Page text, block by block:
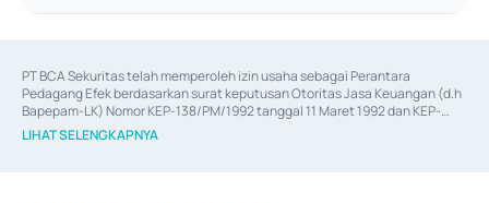
PT BCA Sekuritas telah memperoleh izin usaha sebagai Perantara
Pedagang Efek berdasarkan surat keputusan Otoritas Jasa Keuangan (d.h
Bapepam-LK) Nomor KEP-138/PM/1992 tanggal 11 Maret 1992 dan KEP-
06/D.04/2014 tanggal 28 Februari 2014, izin usaha sebagai Penjamin Emisi
Efek berdasarkan surat keputusan Otoritas Jasa Keuangan Nomor KEP-
LIHAT SELENGKAPNYA